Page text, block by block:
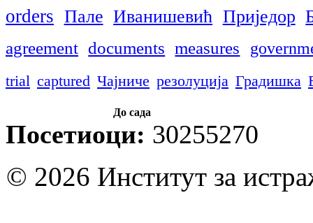
orders Пале Иванишевић Приједор
agreement documents measures
trial captured Чајниче резолуција Градишка
До сада
Посетиоци: 30255270
© 2026 Институт за